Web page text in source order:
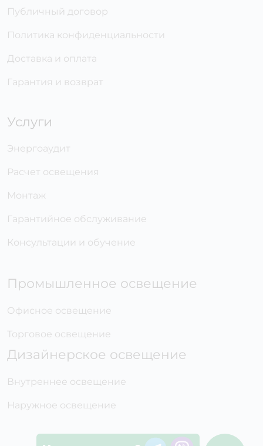
Публичный договор
Политика конфиденциальности
Доставка и оплата
Гарантия и возврат
Услуги
Энергоаудит
Расчет освещения
Монтаж
Гарантийное обслуживание
Консультации и обучение
Промышленное освещение
Офисное освещение
Торговое освещение
Дизайнерское освещение
Внутреннее освещение
Наружное освещение